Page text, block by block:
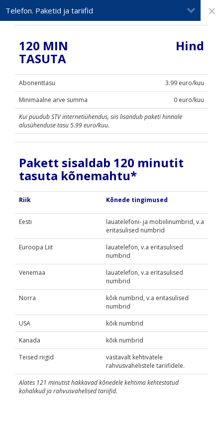
Telefon. Paketid ja tariifid ×
120 MIN
TASUTA
Hind
Abonenttasu
3.99 euro/kuu
Minimaalne arve summa
0 euro/kuu
Kui puudub STV internetiühendus, siis lisandub paketi hinnale
alusühenduse tasu 5.99 euro/kuu.
Pakett sisaldab 120 minutit
tasuta kõnemahtu*
Riik Kõnede tingimused
Eesti
lauatelefoni- ja mobiilinumbrid, v.a
eritasulised numbrid
Euroopa Liit
lauatelefon, v.a eritasulised
numbrid
Venemaa
lauatelefon, v.a eritasulised
numbrid
Norra
kõik numbrid, v.a eritasulised
numbrid
USA
kõik numbrid
Kanada
kõik numbrid
Teised riigid
vastavalt kehtivatele
rahvusvahelistele tariifidele.
Alates 121 minutist hakkavad kõnedele kehtima kehtestatud
kohalikud ja rahvusvahelised tariifid.